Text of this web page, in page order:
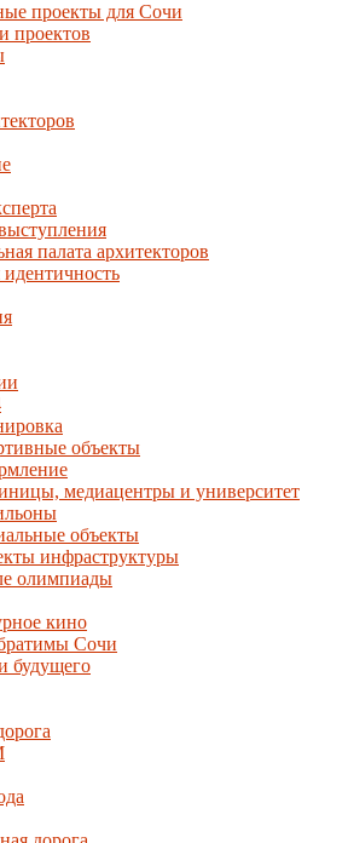
проекты для Сочи
проектов
палата архитекторов
объекты
медиацентры и университет
объекты
инфраструктуры
олимпиады
кино
Сочи
будущего